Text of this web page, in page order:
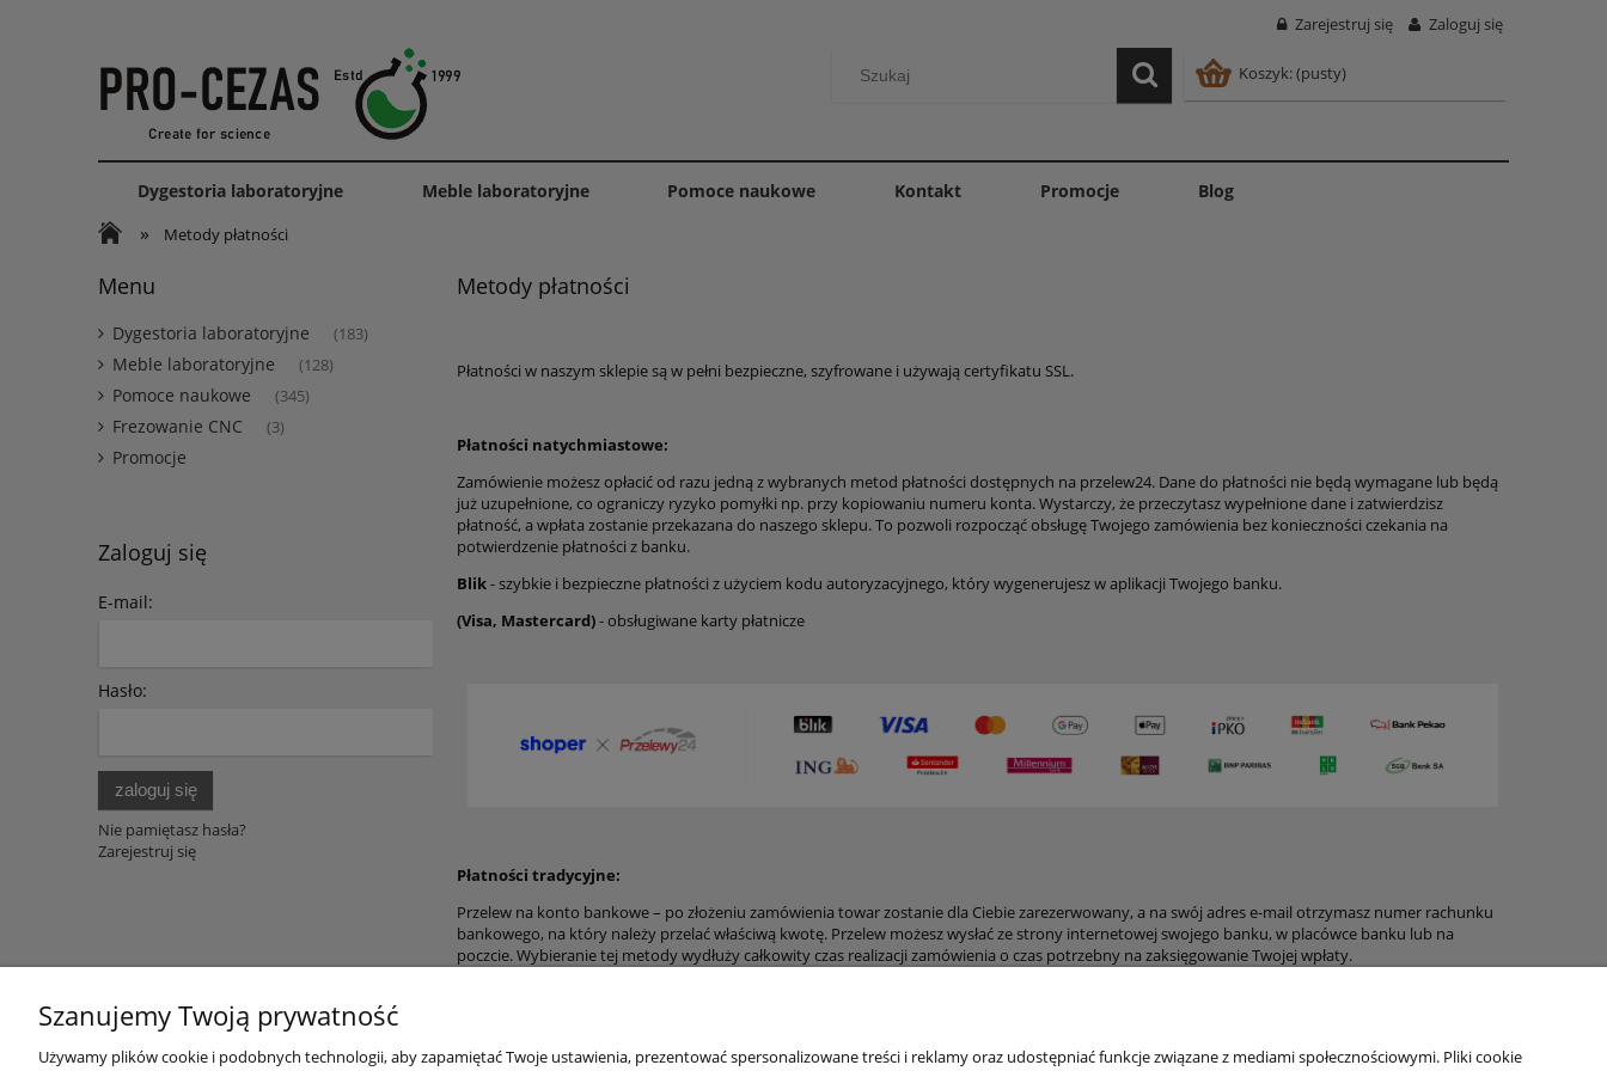
Zarejestruj się Zaloguj się
Koszyk:(pusty)
Dygestoria laboratoryjne Meble laboratoryjne Pomoce naukowe Kontakt Promocje Blog
» Metody płatności
Menu
Dygestoria laboratoryjne (183)
Meble laboratoryjne (128)
Pomoce naukowe (345)
Frezowanie CNC (3)
Promocje
Zaloguj się
E-mail:
Hasło:
zaloguj się
Nie pamiętasz hasła?
Zarejestruj się
Metody płatności
Płatności w naszym sklepie są w pełni bezpieczne, szyfrowane i używają certyfikatu SSL.
Płatności natychmiastowe:
Zamówienie możesz opłacić od razu jedną z wybranych metod płatności dostępnych na przelew24. Dane do płatności nie będą wymagane lub będą
już uzupełnione, co ograniczy ryzyko pomyłki np. przy kopiowaniu numeru konta. Wystarczy, że przeczytasz wypełnione dane i zatwierdzisz
płatność, a wpłata zostanie przekazana do naszego sklepu. To pozwoli rozpocząć obsługę Twojego zamówienia bez konieczności czekania na
potwierdzenie płatności z banku.
Blik-szybkie i bezpieczne płatności z użyciem kodu autoryzacyjnego, który wygenerujesz w aplikacji Twojego banku.
(Visa, Mastercard)- obsługiwane karty płatnicze
Płatności tradycyjne:
Przelew na konto bankowe– po złożeniu zamówienia towar zostanie dla Ciebie zarezerwowany, a na swój adres e-mail otrzymasz numer rachunku
bankowego, na który należy przelać właściwą kwotę. Przelew możesz wysłać ze strony internetowej swojego banku, w placówce banku lub na
poczcie. Wybieranie tej metody wydłuży całkowity czas realizacji zamówienia o czas potrzebny na zaksięgowanie Twojej wpłaty.
Szanujemy Twoją prywatność
Używamy plików cookie i podobnych technologii, aby zapamiętać Twoje ustawienia, prezentować spersonalizowane treści i reklamy oraz udostępniać funkcje związane z mediami społecznościowymi. Pliki cookie